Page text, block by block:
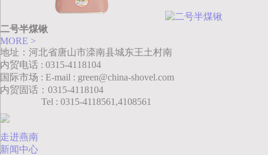
二号半煤锹
MORE >
地址：河北省唐山市滦南县城东王土村南
内贸电话 : 0315-4118104
国际市场 : E-mail : green@china-shovel.com
内贸固话：0315-4118104
Tel : 0315-4118561,4108561
走进燕南
新闻中心